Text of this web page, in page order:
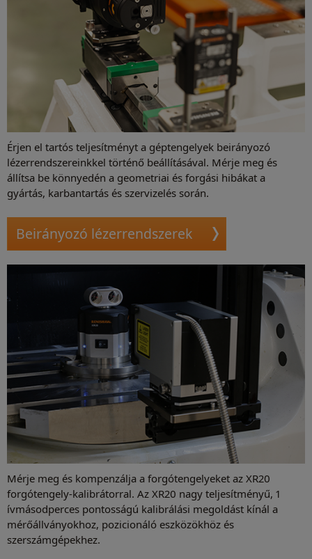
Érjen el tartós teljesítményt a géptengelyek beirányozó
lézerrendszereinkkel történő beállításával. Mérje meg és
állítsa be könnyedén a geometriai és forgási hibákat a
gyártás, karbantartás és szervizelés során.
Beirányozó lézerrendszerek
Mérje meg és kompenzálja a forgótengelyeket az XR20
forgótengely-kalibrátorral. Az XR20 nagy teljesítményű, 1
ívmásodperces pontosságú kalibrálási megoldást kínál a
mérőállványokhoz, pozicionáló eszközökhöz és
szerszámgépekhez.